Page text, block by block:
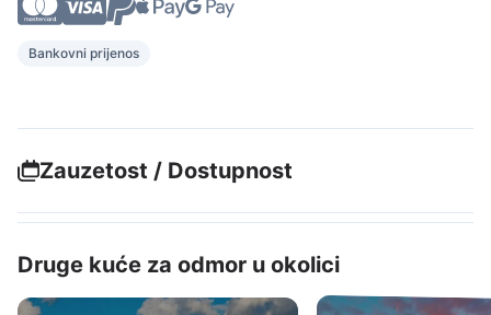
Bankovni prijenos
Zauzetost / Dostupnost
Druge kuće za odmor u okolici